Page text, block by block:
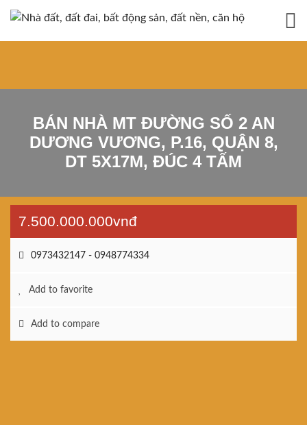
BÁN NHÀ MT ĐƯỜNG SỐ 2 AN
DƯƠNG VƯƠNG, P.16, QUẬN 8,
DT 5X17M, ĐÚC 4 TẤM
7.500.000.000vnđ
0973432147 - 0948774334
Add to favorite
Add to compare